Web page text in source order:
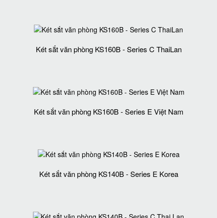
Két sắt văn phòng KS160B - Series C ThaiLan
Két sắt văn phòng KS160B - Series E Việt Nam
Két sắt văn phòng KS140B - Series E Korea